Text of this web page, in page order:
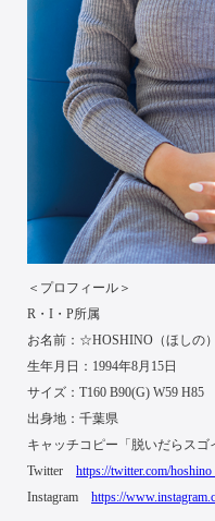
＜プロフィール＞
R・I・P所属
お名前：☆HOSHINO（ほしの）
生年月日：1994年8月15日
サイズ：T160 B90(G) W59 H85
出身地：千葉県
キャッチコピー「脱いだらスゴ
Twitter https://twitter.com/
Instagram https://